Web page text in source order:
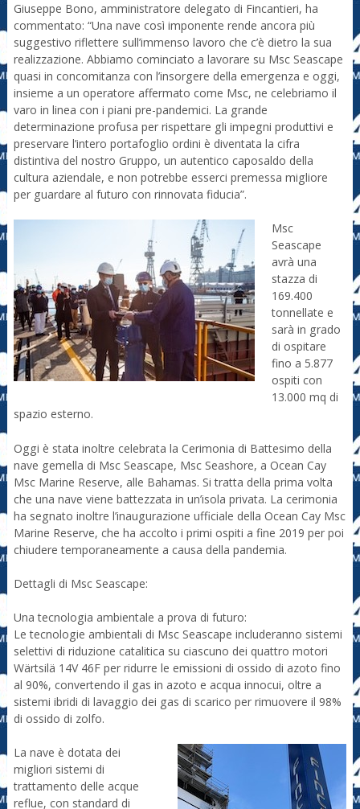
Giuseppe Bono, amministratore delegato di Fincantieri, ha
commentato: “Una nave così imponente rende ancora più
suggestivo riflettere sull’immenso lavoro che c’è dietro la sua
realizzazione. Abbiamo cominciato a lavorare su Msc Seascape
quasi in concomitanza con l’insorgere della emergenza e oggi,
insieme a un operatore affermato come Msc, ne celebriamo il
varo in linea con i piani pre-pandemici. La grande
determinazione profusa per rispettare gli impegni produttivi e
preservare l’intero portafoglio ordini è diventata la cifra
distintiva del nostro Gruppo, un autentico caposaldo della
cultura aziendale, e non potrebbe esserci premessa migliore
per guardare al futuro con rinnovata fiducia”.
Msc
Seascape
avrà una
stazza di
169.400
tonnellate e
sarà in grado
di ospitare
fino a 5.877
ospiti con
13.000 mq di
spazio esterno.
Oggi è stata inoltre celebrata la Cerimonia di Battesimo della
nave gemella di Msc Seascape, Msc Seashore, a Ocean Cay
Msc Marine Reserve, alle Bahamas. Si tratta della prima volta
che una nave viene battezzata in un’isola privata. La cerimonia
ha segnato inoltre l’inaugurazione ufficiale della Ocean Cay Msc
Marine Reserve, che ha accolto i primi ospiti a fine 2019 per poi
chiudere temporaneamente a causa della pandemia.
Dettagli di Msc Seascape:
Una tecnologia ambientale a prova di futuro:
Le tecnologie ambientali di Msc Seascape includeranno sistemi
selettivi di riduzione catalitica su ciascuno dei quattro motori
Wärtsilä 14V 46F per ridurre le emissioni di ossido di azoto fino
al 90%, convertendo il gas in azoto e acqua innocui, oltre a
sistemi ibridi di lavaggio dei gas di scarico per rimuovere il 98%
di ossido di zolfo.
La nave è dotata dei
migliori sistemi di
trattamento delle acque
reflue, con standard di